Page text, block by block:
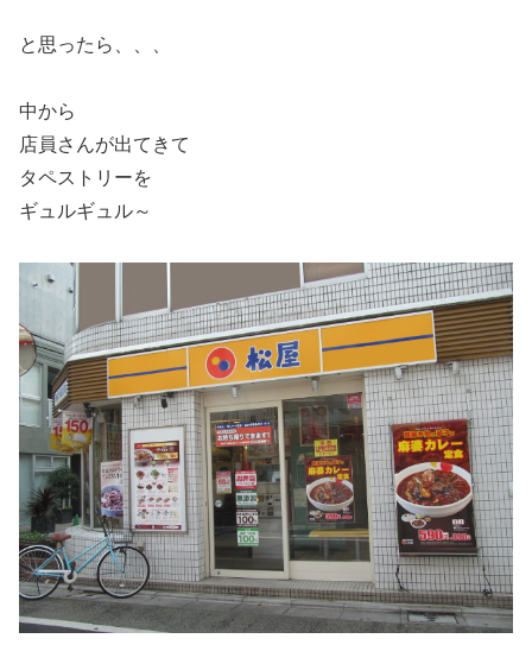
と思ったら、、、
中から
店員さんが出てきて
タペストリーを
ギュルギュル～